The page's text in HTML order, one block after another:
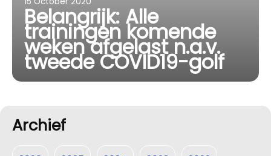
Belangrijk: Alle
trainingen komende
weken afgelast n.a.v.
tweede COVID19-golf
Archief